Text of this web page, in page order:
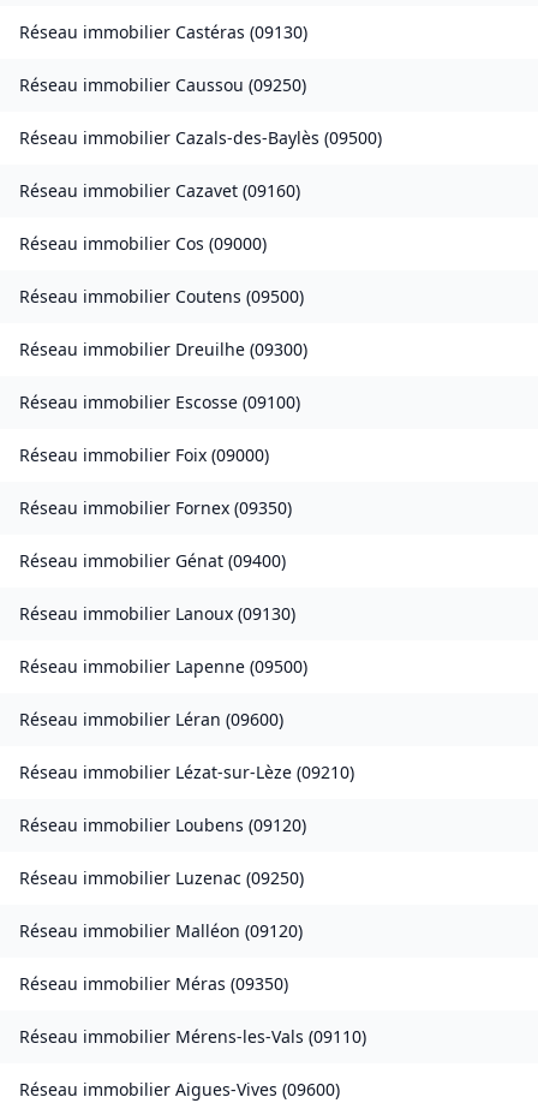
Réseau immobilier Castéras (09130)
Réseau immobilier Caussou (09250)
Réseau immobilier Cazals-des-Baylès (09500)
Réseau immobilier Cazavet (09160)
Réseau immobilier Cos (09000)
Réseau immobilier Coutens (09500)
Réseau immobilier Dreuilhe (09300)
Réseau immobilier Escosse (09100)
Réseau immobilier Foix (09000)
Réseau immobilier Fornex (09350)
Réseau immobilier Génat (09400)
Réseau immobilier Lanoux (09130)
Réseau immobilier Lapenne (09500)
Réseau immobilier Léran (09600)
Réseau immobilier Lézat-sur-Lèze (09210)
Réseau immobilier Loubens (09120)
Réseau immobilier Luzenac (09250)
Réseau immobilier Malléon (09120)
Réseau immobilier Méras (09350)
Réseau immobilier Mérens-les-Vals (09110)
Réseau immobilier Aigues-Vives (09600)